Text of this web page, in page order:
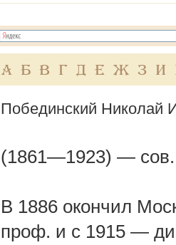
А Б В Г Д Е Ж З И
Побединский Николай
(1861—1923) — сов.
В 1886 окончил
проф. и с 1915 —